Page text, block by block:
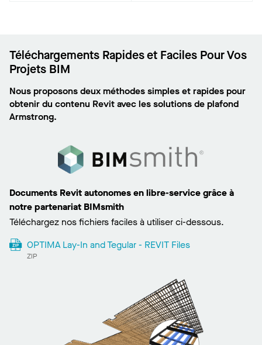
Téléchargements Rapides et Faciles Pour Vos
Projets BIM
Nous proposons deux méthodes simples et rapides pour
obtenir du contenu Revit avec les solutions de plafond
Armstrong.
Documents Revit autonomes en libre-service grâce à
notre partenariat BIMsmith
Téléchargez nos fichiers faciles à utiliser ci-dessous.
OPTIMA Lay-In and Tegular - REVIT Files
ZIP